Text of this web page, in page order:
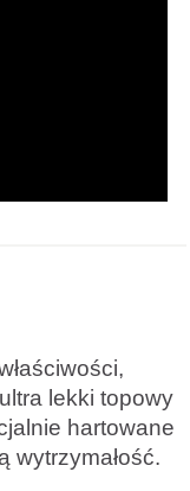
lekki topowy
hartowane
wytrzymałość.